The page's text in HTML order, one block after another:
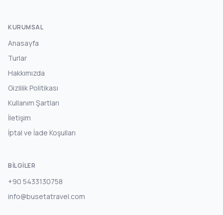
KURUMSAL
Anasayfa
Turlar
Hakkımızda
Gizlilik Politikası
Kullanım Şartları
İletişim
İptal ve İade Koşulları
BILGILER
+90 5433130758
info@busetatravel.com